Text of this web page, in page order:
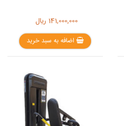
141,000,000 ریال
اضافه به سبد خرید